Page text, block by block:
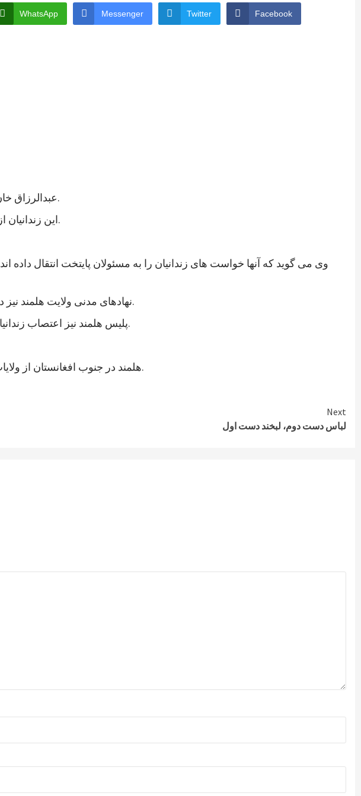
WhatsApp Messenger Twitter Facebook
عبدالرزاق خان معاون زندان هلمند به بی‌بی‌سی گفت که نزدیک به هزار زندانی در این زندان اعتصاب غذایی کردند.
این زندانیان از رئیس جمهوری جدید خواسته اند که به پرونده های آنها رسیدگی شود و در مجازات شان تخفیف بیاید.
وی می گوید که آنها خواست های زندانیان را به مسئولان پایتخت انتقال
نهادهای مدنی ولایت هلمند نیز در اعلامیه ای از رئیس جمهوری جدید خواستند که به خواستهای مشروع زندانیان پاسخ مثبت داده شود.
پلیس هلمند نیز اعتصاب زندانیان این ولایت را تایید کرده و می گوید که برای تامین امنیت این زندان، شمار بیشتری نیرو فرستاده اند.
هلمند در جنوب افغانستان از ولایات ناامن است. در زندان هلمند در بین زندانیان جنایی، صدها نفر به اتهام شورشگری نیز زندانی هستند.
Next
لباس دست دوم، لبخند دست اول